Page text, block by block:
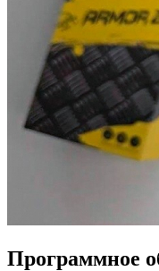
Программное